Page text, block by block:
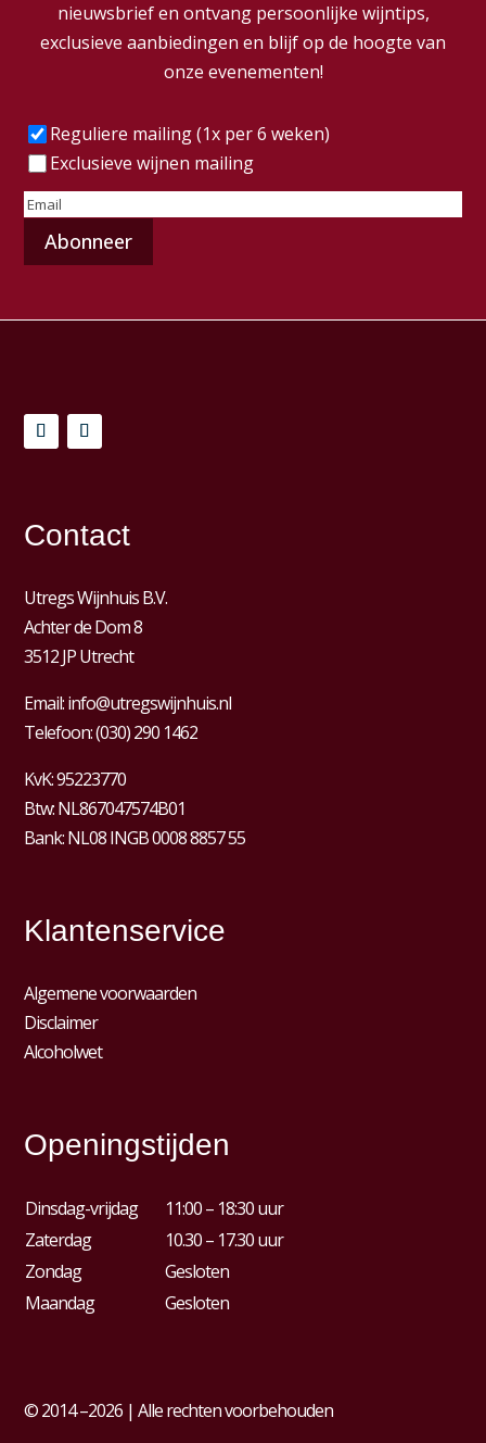
nieuwsbrief en ontvang persoonlijke wijntips,
exclusieve aanbiedingen en blijf op de hoogte van
onze evenementen!
Frequentie(Vereist)
Reguliere mailing (1x per 6 weken)
Exclusieve wijnen mailing
E-
mailadres
Contact
Utregs Wijnhuis B.V.
Achter de Dom 8
3512 JP Utrecht
Email:info@utregswijnhuis.nl
Telefoon:(030) 290 1462
KvK:95223770
Btw:NL867047574B01
Bank: NL08 INGB 0008 8857 55
Klantenservice
Algemene voorwaarden
Disclaimer
Alcoholwet
Openingstijden
Dinsdag-vrijdag
11:00 – 18:30 uur
Zaterdag
10.30 – 17.30 uur
Zondag
Gesloten
Maandag
Gesloten
© 2014 –2026 | Alle rechten voorbehouden